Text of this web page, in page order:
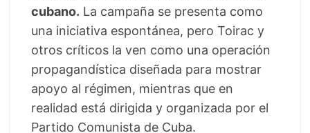
cubano. La campaña se presenta como
una iniciativa espontánea, pero Toirac y
otros críticos la ven como una operación
propagandística diseñada para mostrar
apoyo al régimen, mientras que en
realidad está dirigida y organizada por el
Partido Comunista de Cuba.